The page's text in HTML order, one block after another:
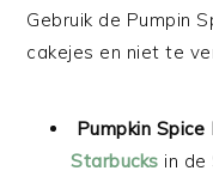
Gebruik de Pumpin
cakejes en niet te
Pumpkin
Starbucks in de